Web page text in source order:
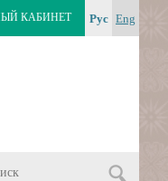
Рус Eng
КАБИНЕТ